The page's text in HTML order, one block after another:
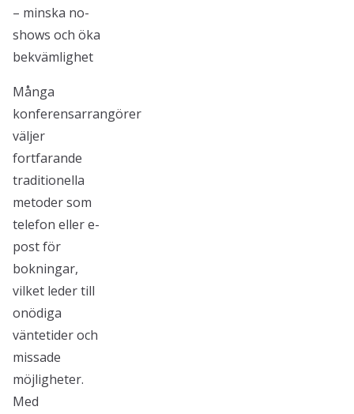
– minska no-
shows och öka
bekvämlighet
Många
konferensarrangörer
väljer
fortfarande
traditionella
metoder som
telefon eller e-
post för
bokningar,
vilket leder till
onödiga
väntetider och
missade
möjligheter.
Med